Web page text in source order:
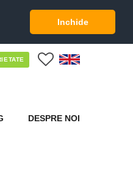
Inchide
DESPRE NOI